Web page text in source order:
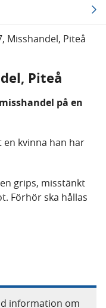
Misshandel, Piteå
Piteå
på en
en kvinna han har
grips, misstänkt
Förhör ska hållas
information om